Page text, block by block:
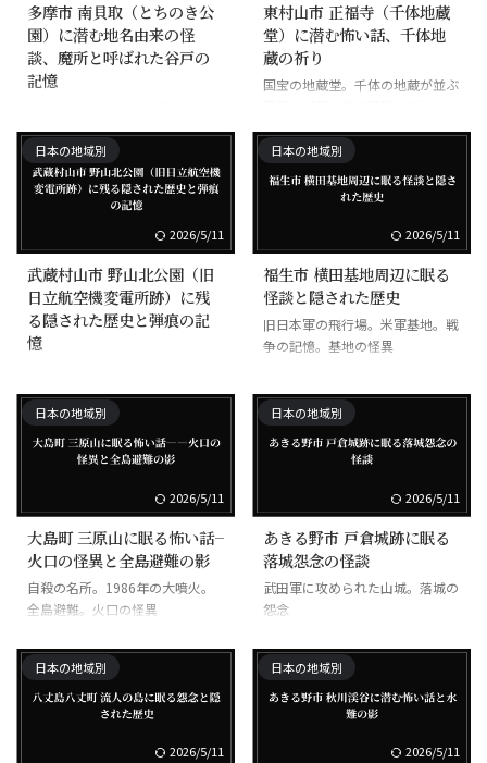
多摩市 南貝取（とちのき公
園）に潜む地名由来の怪
談、魔所と呼ばれた谷戸の
記憶
た場所。事故多発地帯
東村山市 正福寺（千体地蔵
堂）に潜む怖い話、千体地
蔵の祈り
国宝の地蔵堂。千体の地蔵が並ぶ
日本の地域別
2026/5/11
武蔵村山市 野山北公園（旧
日立航空機変電所跡）に残
る隠された歴史と弾痕の記
憶
空襲の記憶
日本の地域別
2026/5/11
福生市 横田基地周辺に眠る
怪談と隠された歴史
旧日本軍の飛行場。米軍基地。戦
争の記憶。基地の怪異
日本の地域別
2026/5/11
大島町 三原山に眠る怖い話――
火口の怪異と全島避難の影
自殺の名所。1986年の大噴火。
全島避難。火口の怪異
日本の地域別
2026/5/11
あきる野市 戸倉城跡に眠る
落城怨念の怪談
武田軍に攻められた山城。落城の
怨念
日本の地域別
2026/5/11
日本の地域別
2026/5/11